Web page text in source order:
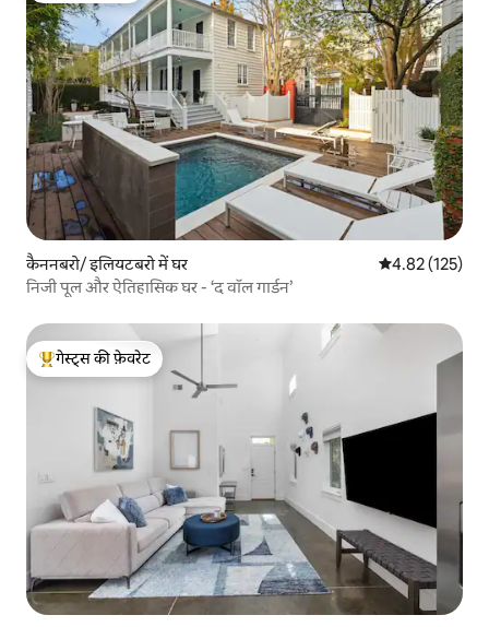
कैननबरो/ इलियटबरो में घर औसत रेटिंग 5 में से
4.82 (125)
निजी पूल और ऐतिहासिक घर - ‘द वॉल गार्डन’
गेस्ट्स का टॉप फ़ेवरेट
गेस्ट्स की फ़ेवरेट